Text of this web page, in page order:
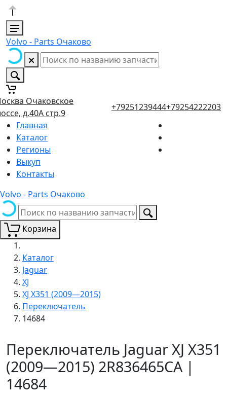
Volvo - Parts Очаково
Очаковское
д.40А стр.9
+79251239444+79254222203
Главная
Каталог
Регионы
Выкуп
Контакты
Volvo - Parts Очаково
Корзина
Каталог
Jaguar
XJ
XJ X351 (2009—2015)
Переключатель
14684
Переключатель Jaguar XJ X351
(2009—2015) 2R836465CA |
14684